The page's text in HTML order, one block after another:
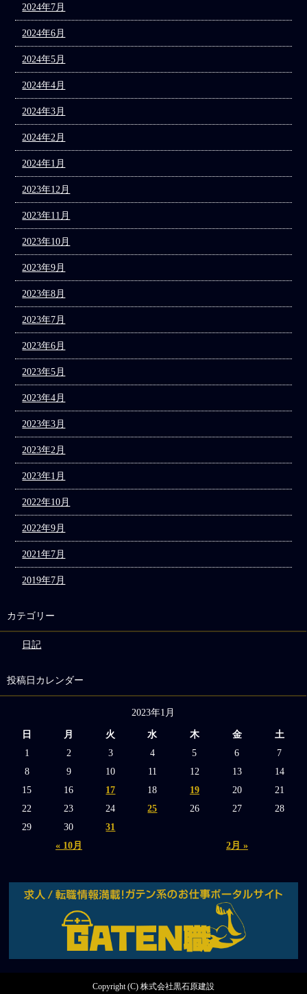
2024年7月
2024年6月
2024年5月
2024年4月
2024年3月
2024年2月
2024年1月
2023年12月
2023年11月
2023年10月
2023年9月
2023年8月
2023年7月
2023年6月
2023年5月
2023年4月
2023年3月
2023年2月
2023年1月
2022年10月
2022年9月
2021年7月
2019年7月
カテゴリー
日記
投稿日カレンダー
2023年1月
日 月 火 水 木 金 土
« 10月 2月 »
1 2 3 4 5 6
7
8
9 10 11 12 13
14
15
16 17 18 19 20
21
22
23 24 25 26 27
28
29
30 31
Copyright (C) 株式会社黒石原建設